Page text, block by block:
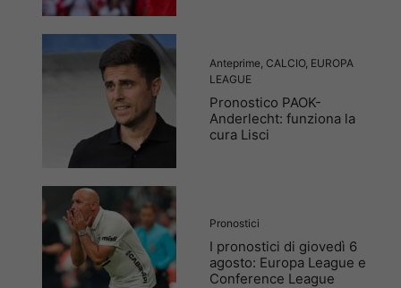
Anteprime CALCIO, EUROPA
LEAGUE
Pronostico PAOK-
Anderlecht: funziona la
cura Lisci
Pronostici
I pronostici di giovedì 6
agosto: Europa League e
Conference League